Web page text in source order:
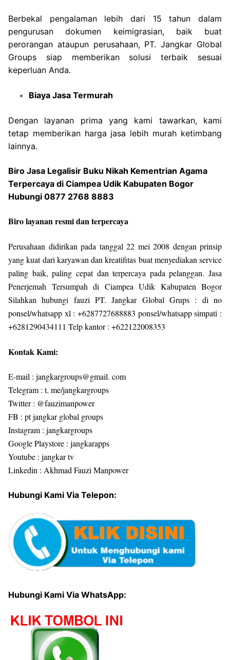
Berbekal pengalaman lebih dari 15 tahun dalam
pengurusan dokumen keimigrasian, baik buat
perorangan ataupun perusahaan, PT. Jangkar Global
Groups siap memberikan solusi terbaik sesuai
keperluan Anda.
Biaya Jasa Termurah
Dengan layanan prima yang kami tawarkan, kami
tetap memberikan harga jasa lebih murah ketimbang
lainnya.
Biro Jasa Legalisir Buku Nikah Kementrian Agama
Terpercaya di Ciampea Udik Kabupaten Bogor
Hubungi 0877 2768 8883
Biro layanan resmi dan terpercaya
Perusahaan didirikan pada tanggal 22 mei 2008 dengan prinsip
yang kuat dari karyawan dan kreatifitas buat menyediakan service
paling baik, paling cepat dan terpercaya pada pelanggan. Jasa
Penerjemah Tersumpah di Ciampea Udik Kabupaten Bogor
Silahkan hubungi fauzi PT. Jangkar Global Grups : di no
ponsel/whatsapp xl : +6287727688883 ponsel/whatsapp simpati :
+6281290434111 Telp kantor : +622122008353
Kontak Kami:
E-mail : jangkargroups@gmail. com
Telegram : t. me/jangkargroups
Twitter : @fauzimanpower
FB : pt jangkar global groups
Instagram : jangkargroups
Google Playstore : jangkarapps
Youtube : jangkar tv
Linkedin : Akhmad Fauzi Manpower
Hubungi Kami Via Telepon:
Hubungi Kami Via WhatsApp: